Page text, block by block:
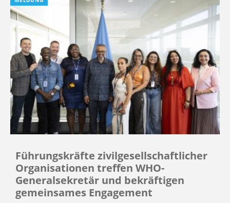
Führungskräfte zivilgesellschaftlicher
Organisationen treffen WHO-
Generalsekretär und bekräftigen
gemeinsames Engagement